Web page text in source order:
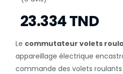
23.334 TND
Le commutateur volets
appareillage électrique
commande des volets